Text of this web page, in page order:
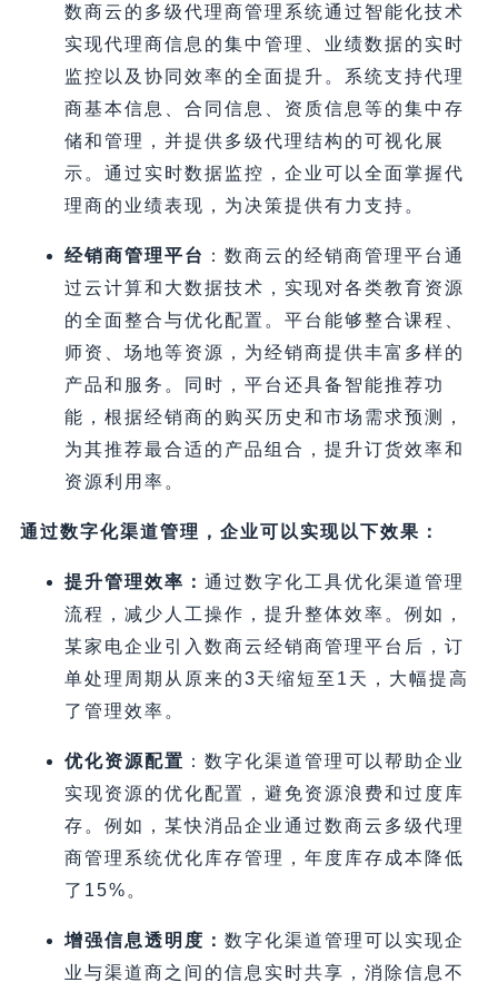
数商云的多级代理商管理系统通过智能化技术
实现代理商信息的集中管理、业绩数据的实时
监控以及协同效率的全面提升。系统支持代理
商基本信息、合同信息、资质信息等的集中存
储和管理，并提供多级代理结构的可视化展
示。通过实时数据监控，企业可以全面掌握代
理商的业绩表现，为决策提供有力支持。
经销商管理平台 ：数商云的经销商管理平台通
过云计算和大数据技术，实现对各类教育资源
的全面整合与优化配置。平台能够整合课程、
师资、场地等资源，为经销商提供丰富多样的
产品和服务。同时，平台还具备智能推荐功
能，根据经销商的购买历史和市场需求预测，
为其推荐最合适的产品组合，提升订货效率和
资源利用率。
通过数字化渠道管理，企业可以实现以下效果：
提升管理效率： 通过数字化工具优化渠道管理
流程，减少人工操作，提升整体效率。例如，
某家电企业引入数商云经销商管理平台后，订
单处理周期从原来的3天缩短至1天，大幅提高
了管理效率。
优化资源配置 ：数字化渠道管理可以帮助企业
实现资源的优化配置，避免资源浪费和过度库
存。例如，某快消品企业通过数商云多级代理
商管理系统优化库存管理，年度库存成本降低
了15%。
增强信息透明度： 数字化渠道管理可以实现企
业与渠道商之间的信息实时共享，消除信息不